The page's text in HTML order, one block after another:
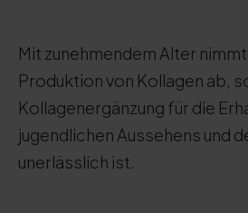
Mit zunehmendem Alter
Produktion von Kollagen ab,
Kollagenergänzung für die
jugendlichen Aussehens und
unerlässlich ist.